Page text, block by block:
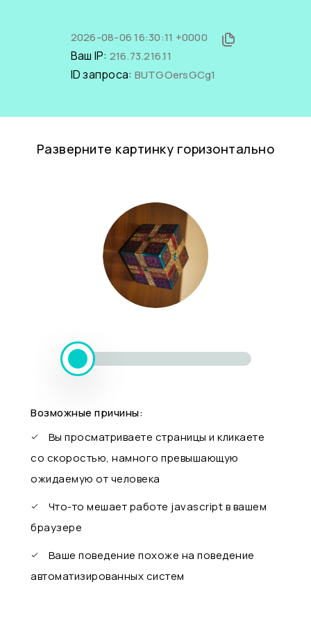
2026-08-06 16:30:11 +0000
Ваш IP: 216.73.216.11
ID запроса: BUTGOersGCg1
Разверните картинку горизонтально
Возможные причины:
Вы просматриваете страницы и кликаете
со скоростью, намного превышающую
ожидаемую от человека
Что-то мешает работе javascript в вашем
браузере
Ваше поведение похоже на поведение
автоматизированных систем